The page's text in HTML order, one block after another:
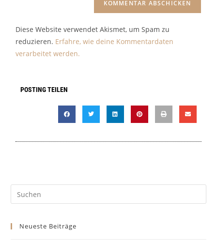
Diese Website verwendet Akismet, um Spam zu
reduzieren. Erfahre, wie deine Kommentardaten
verarbeitet werden.
POSTING TEILEN
Neueste Beiträge